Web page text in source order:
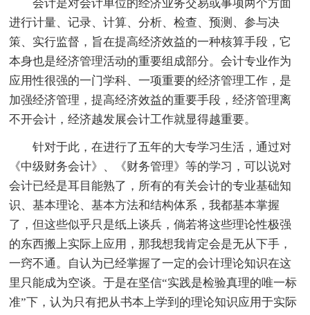
会计是对会计单位的经济业务交易或事项两个方面
进行计量、记录、计算、分析、检查、预测、参与决
策、实行监督，旨在提高经济效益的一种核算手段，它
本身也是经济管理活动的重要组成部分。会计专业作为
应用性很强的一门学科、一项重要的经济管理工作，是
加强经济管理，提高经济效益的重要手段，经济管理离
不开会计，经济越发展会计工作就显得越重要。
针对于此，在进行了五年的大专学习生活，通过对
《中级财务会计》、《财务管理》等的学习，可以说对
会计已经是耳目能熟了，所有的有关会计的专业基础知
识、基本理论、基本方法和结构体系，我都基本掌握
了，但这些似乎只是纸上谈兵，倘若将这些理论性极强
的东西搬上实际上应用，那我想我肯定会是无从下手，
一窍不通。自认为已经掌握了一定的会计理论知识在这
里只能成为空谈。于是在坚信“实践是检验真理的唯一标
准”下，认为只有把从书本上学到的理论知识应用于实际